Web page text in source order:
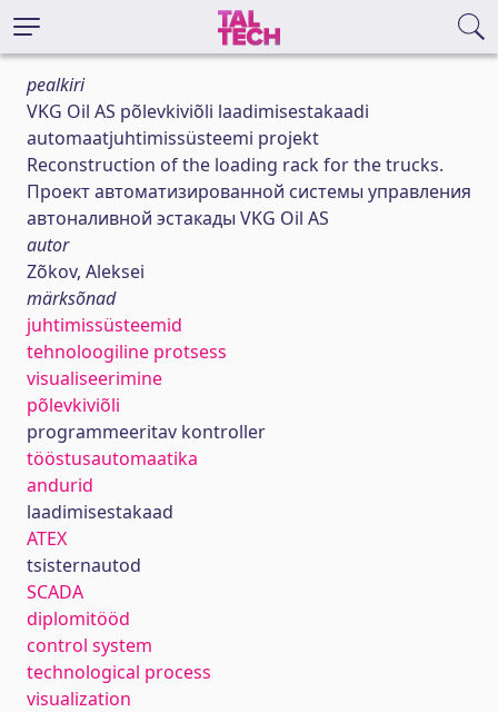
pealkiri
VKG Oil AS põlevkiviõli laadimisestakaadi
automaatjuhtimissüsteemi projekt
Reconstruction of the loading rack for the trucks.
Проект автоматизированной системы управления
автоналивной эстакады VKG Oil AS
autor
Zõkov, Aleksei
märksõnad
juhtimissüsteemid
tehnoloogiline protsess
visualiseerimine
põlevkiviõli
programmeeritav kontroller
tööstusautomaatika
andurid
laadimisestakaad
ATEX
tsisternautod
SCADA
diplomitööd
control system
technological process
visualization